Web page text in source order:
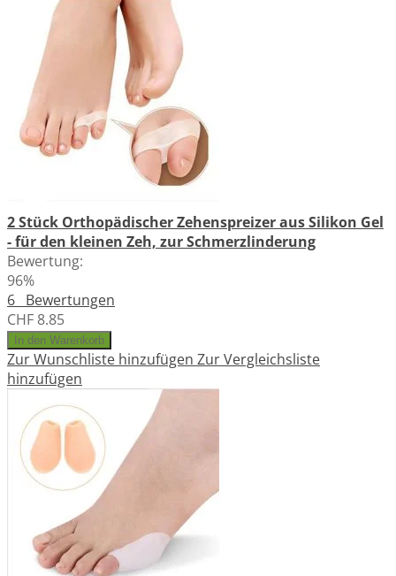
2 Stück Orthopädischer Zehenspreizer aus Silikon Gel
- für den kleinen Zeh, zur Schmerzlinderung
Bewertung:
96%
6 Bewertungen
CHF 8.85
In den Warenkorb
Zur Wunschliste hinzufügen Zur Vergleichsliste
hinzufügen